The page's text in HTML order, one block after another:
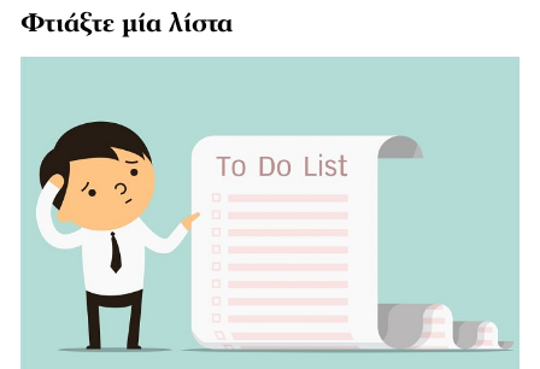
Φτιάξτε μία λίστα